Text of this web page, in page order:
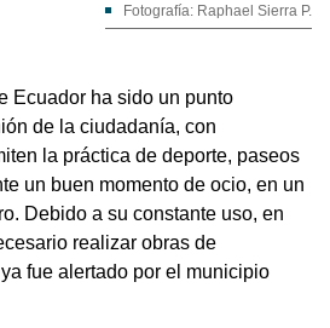
Fotografía: Raphael Sierra P.
Ecuador ha sido un punto
de la ciudadanía, con
la práctica de deporte, paseos
un buen momento de ocio, en un
Debido a su constante uso, en
realizar obras de
fue alertado por el municipio